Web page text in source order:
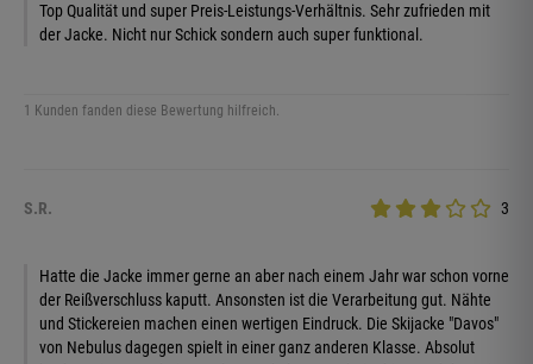
Top Qualität und super Preis-Leistungs-Verhältnis. Sehr zufrieden mit
der Jacke. Nicht nur Schick sondern auch super funktional.
1 Kunden fanden diese Bewertung hilfreich.
S.R. 3
Hatte die Jacke immer gerne an aber nach einem Jahr war schon vorne
der Reißverschluss kaputt. Ansonsten ist die Verarbeitung gut. Nähte
und Stickereien machen einen wertigen Eindruck. Die Skijacke "Davos"
von Nebulus dagegen spielt in einer ganz anderen Klasse. Absolut